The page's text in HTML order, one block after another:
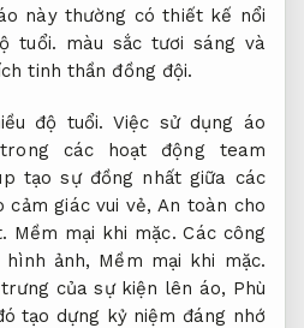
này thường có thiết kế nổi
tuổi. màu sắc tươi sáng và
tinh thần đồng đội.
độ tuổi. Việc sử dụng áo
các hoạt động team
tạo sự đồng nhất giữa các
giác vui vẻ, An toàn cho
Mềm mại khi mặc. Các công
ảnh, Mềm mại khi mặc.
của sự kiện lên áo, Phù
tạo dựng kỷ niệm đáng nhớ